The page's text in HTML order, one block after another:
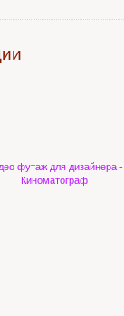
футаж для дизайнера -
Киноматограф